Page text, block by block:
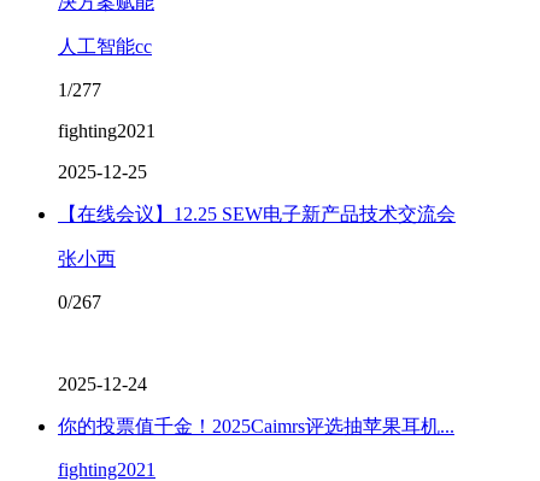
人工智能cc
1/277
fighting2021
2025-12-25
【在线会议】12.25 SEW电子新产品技术交流会
张小西
0/267
2025-12-24
你的投票值千金！2025Caimrs评选抽苹果耳机...
fighting2021